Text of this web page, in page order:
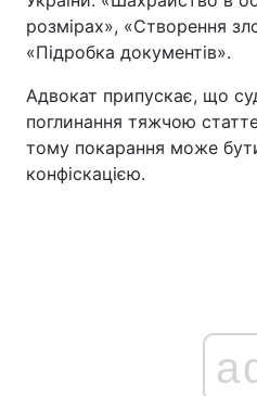
розмірах», «Створення
«Підробка документів».
Адвокат припускає, що
поглинання тяжчою
тому покарання може
конфіскацією.